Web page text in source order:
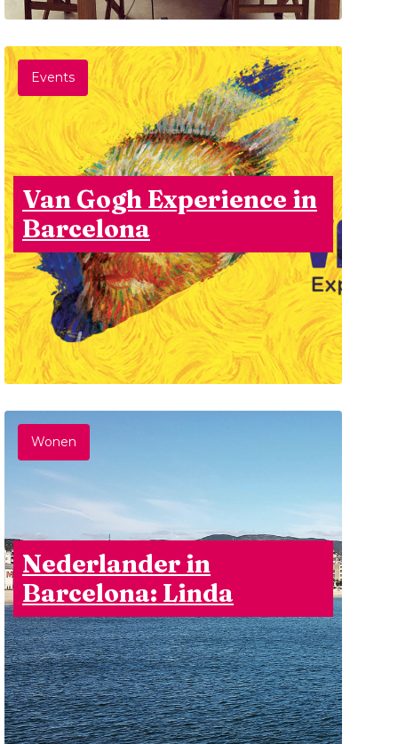
Events
Van Gogh Experience in
Barcelona
Wonen
Nederlander in
Barcelona: Linda